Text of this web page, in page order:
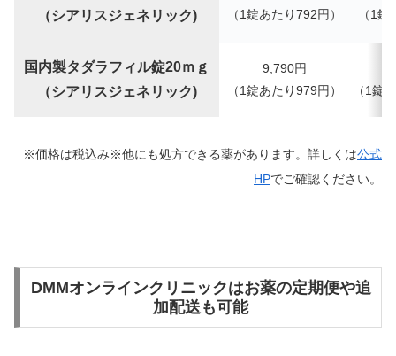
（シアリスジェネリック)
（1錠あたり792円）
（1錠
国内製タダラフィル錠20ｍｇ
（シアリスジェネリック)
9,790円
（1錠あたり979円）
（1錠
※価格は税込み※他にも処方できる薬があります。詳しくは公式
HPでご確認ください。
DMMオンラインクリニックはお薬の定期便や追
加配送も可能